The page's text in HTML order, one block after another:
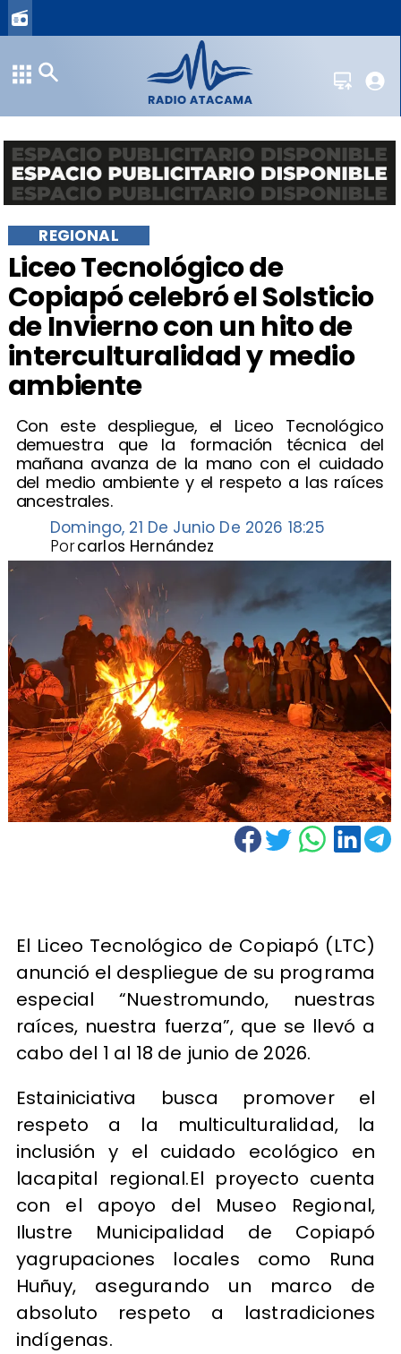
​Liceo Tecnológico de
Copiapó celebró el Solsticio
de Invierno con un hito de
interculturalidad y medio
ambiente
​Con este despliegue, el Liceo Tecnológico
demuestra que la formación técnica del
mañana avanza de la mano con el cuidado
del medio ambiente y el respeto a las raíces
ancestrales.
REGIONAL
Domingo, 21 De Junio De 2026 18:25
carlos Hernández
Por
El Liceo Tecnológico de Copiapó (LTC)
anunció el despliegue de su programa
especial “Nuestromundo, nuestras
raíces, nuestra fuerza”, que se llevó a
cabo del 1 al 18 de junio de 2026.
Estainiciativa busca promover el
respeto a la multiculturalidad, la
inclusión y el cuidado ecológico en
lacapital regional.El proyecto cuenta
con el apoyo del Museo Regional,
Ilustre Municipalidad de Copiapó
yagrupaciones locales como Runa
Huñuy, asegurando un marco de
absoluto respeto a lastradiciones
indígenas.